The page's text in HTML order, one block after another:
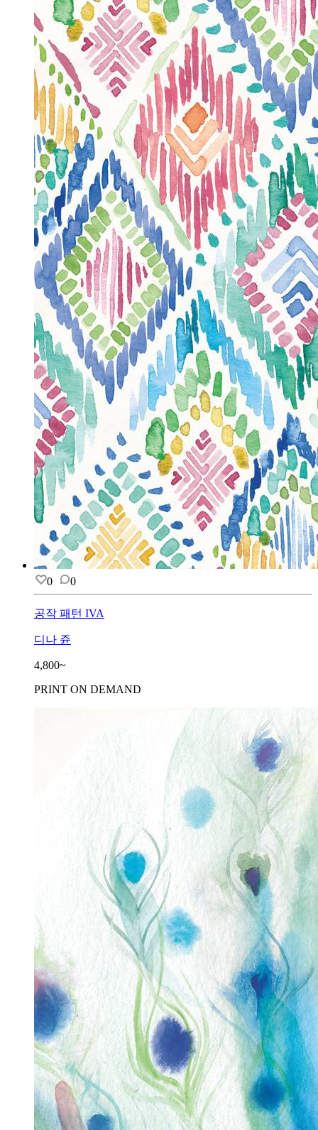
0 0
공작 패턴 IVA
디나 쥰
4,800~
PRINT ON DEMAND